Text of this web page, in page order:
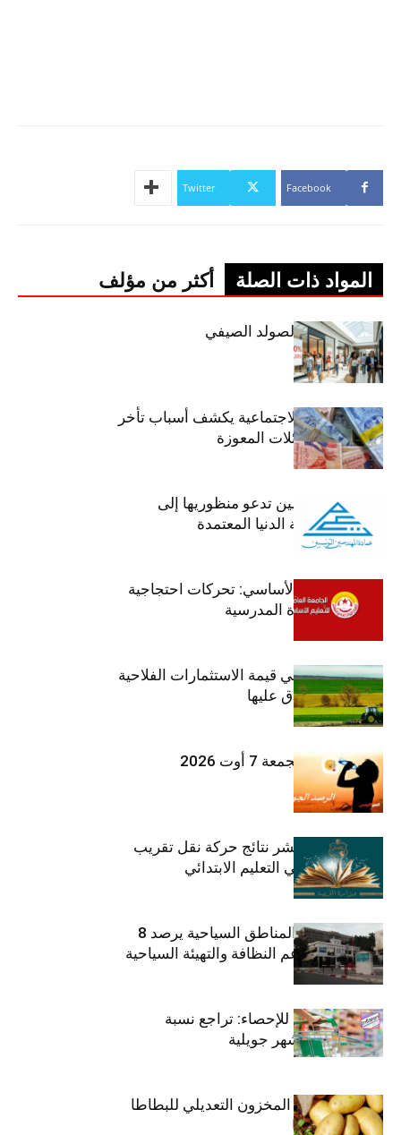
Facebook
Twitter
المواد ذات الصلة أكثر من مؤلف
اليوم: إنطلاق الصولد الصيفي
وزير الشؤون الاجتماعية يكشف أسباب تأخر
صرف منح العائلات المعوزة
عمادة المهندسين تدعو منظوريها إلى
احترام التعريفة الدنيا المعتمدة
جامعة التعليم الأساسي: تحركات احتجاجية
تزامنا مع العودة المدرسية
ارتفاع بـ15% في قيمة الاستثمارات الفلاحية
الخاصة المصادق عليها
طقس اليوم الجمعة 7 أوت 2026
وزارة التربية تنشر نتائج حركة نقل تقريب
الأزواج لمدرّسي التعليم الابتدائي
صندوق حماية المناطق السياحية يرصد 8
مليون دينار لدعم النظافة والتهيئة السياحية
المعهد الوطني للإحصاء: تراجع نسبة
التضخم خلال شهر جويلية
وزارة الفلاحة : المخزون التعديلي للبطاطا
بلغ 12392 طنا